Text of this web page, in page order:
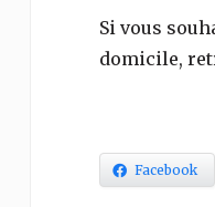
Si vous
domicile,
Facebook